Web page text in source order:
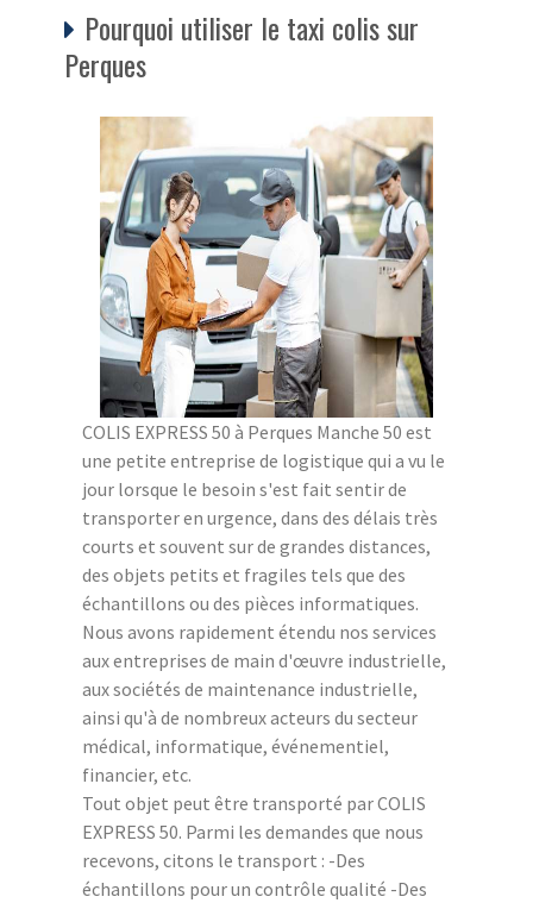
Pourquoi utiliser le taxi colis sur
Perques
COLIS EXPRESS 50 à Perques Manche 50 est
une petite entreprise de logistique qui a vu le
jour lorsque le besoin s'est fait sentir de
transporter en urgence, dans des délais très
courts et souvent sur de grandes distances,
des objets petits et fragiles tels que des
échantillons ou des pièces informatiques.
Nous avons rapidement étendu nos services
aux entreprises de main d'œuvre industrielle,
aux sociétés de maintenance industrielle,
ainsi qu'à de nombreux acteurs du secteur
médical, informatique, événementiel,
financier, etc.
Tout objet peut être transporté par COLIS
EXPRESS 50. Parmi les demandes que nous
recevons, citons le transport : -Des
échantillons pour un contrôle qualité -Des